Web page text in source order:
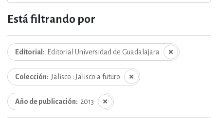
Está filtrando por
Editorial Editorial Universidad de Guadalajara
Colección Jalisco : Jalisco a futuro
Año de publicación 2013